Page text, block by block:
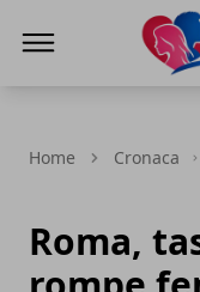
Home Cronaca
Roma,